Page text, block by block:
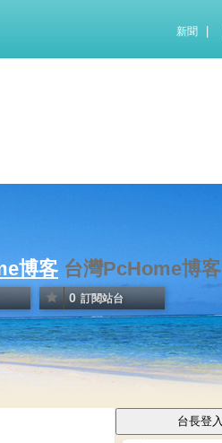
新聞
博客 台灣PcHome博客
0 訂閱站台